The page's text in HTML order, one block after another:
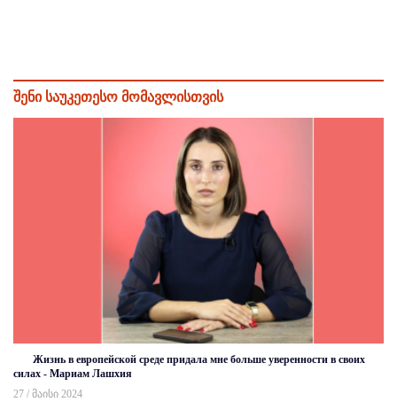
შენი საუკეთესო მომავლისთვის
Жизнь в европейской среде придала мне больше уверенности в своих
силах - Мариам Лашхия
27 / მაისი 2024